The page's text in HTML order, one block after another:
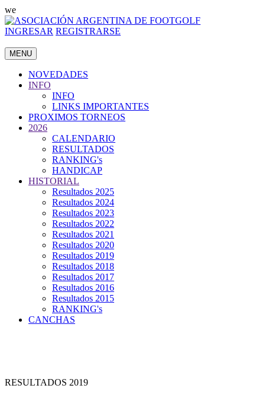
we
INGRESAR REGISTRARSE
MENU
NOVEDADES
INFO
INFO
LINKS IMPORTANTES
PROXIMOS TORNEOS
2026
CALENDARIO
RESULTADOS
RANKING's
HANDICAP
HISTORIAL
Resultados 2025
Resultados 2024
Resultados 2023
Resultados 2022
Resultados 2021
Resultados 2020
Resultados 2019
Resultados 2018
Resultados 2017
Resultados 2016
Resultados 2015
RANKING's
CANCHAS
RESULTADOS 2019